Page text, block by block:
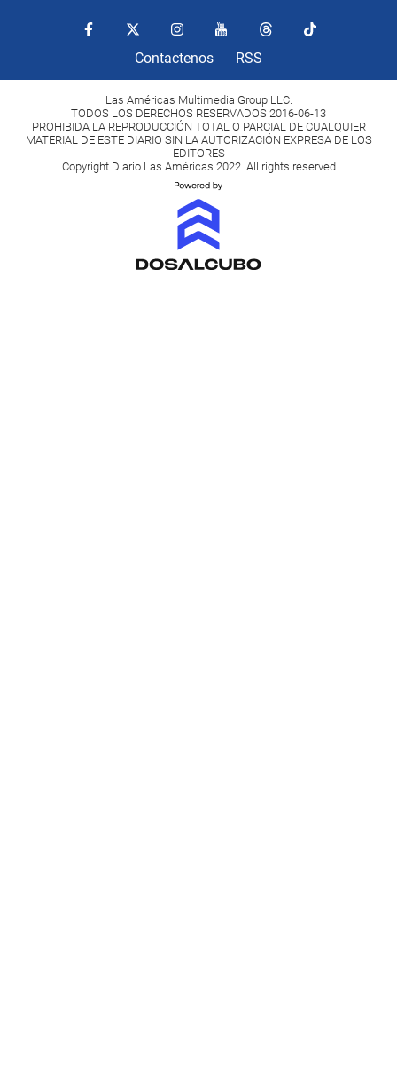
Contactenos RSS
Las Américas Multimedia Group LLC.
TODOS LOS DERECHOS RESERVADOS 2016-06-13
PROHIBIDA LA REPRODUCCIÓN TOTAL O PARCIAL DE CUALQUIER
MATERIAL DE ESTE DIARIO SIN LA AUTORIZACIÓN EXPRESA DE LOS
EDITORES
Copyright Diario Las Américas 2022. All rights reserved